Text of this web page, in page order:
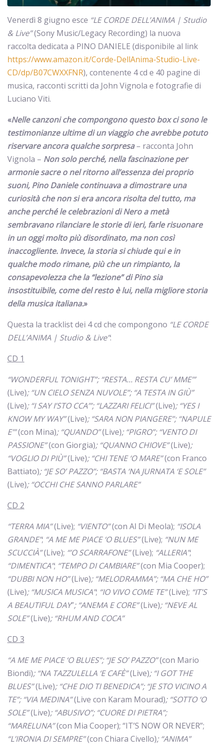
Venerdì 8 giugno esce “LE CORDE DELL’ANIMA | Studio
& Live”(Sony Music/Legacy Recording) la nuova
raccolta dedicata a PINO DANIELE (disponibile al link
https://www.amazon.it/Corde-DellAnima-Studio-Live-
CD/dp/B07CWXXFNR), contenente 4 cd e 40 pagine di
musica, racconti scritti da John Vignola e fotografie di
Luciano Viti.
«Nelle canzoni che compongono questo box ci sono le
testimonianze ultime di un viaggio che avrebbe potuto
riservare ancora qualche sorpresa– racconta John
Vignola – Non solo perché, nella fascinazione per
armonie sacre o nel ritorno all’essenza dei proprio
suoni, Pino Daniele continuava a dimostrare una
curiosità che non si era ancora risolta del tutto, ma
anche perché le celebrazioni di Nero a metà
sembravano rilanciare le storie di ieri, farle risuonare
in un oggi molto più disordinato, ma non così
inaccogliente. Invece, la storia si chiude qui e in
qualche modo rimane, più che un rimpianto, la
consapevolezza che la “lezione” di Pino sia
insostituibile, come del resto è lui, nella migliore storia
della musica italiana.»
Questa la tracklist dei 4 cd che compongono “LE CORDE
DELL’ANIMA | Studio & Live”:
CD 1
“WONDERFUL TONIGHT”; “RESTA… RESTA CU’ MME’”
(Live); “UN CIELO SENZA NUVOLE”; “A TESTA IN GIÙ”
(Live); “I SAY I’STO CCA’”; “LAZZARI FELICI”(Live); “YES I
KNOW MY WAY”(Live); “SARA NON PIANGERE”; “NAPULE
E’”(con Mina); “QUANDO”(Live);“PIGRO”; “VENTO DI
PASSIONE”(con Giorgia); “QUANNO CHIOVE”(Live);
“VOGLIO DI PIÙ”(Live); “CHI TENE ‘O MARE”(con Franco
Battiato); “JE SO’ PAZZO”; “BASTA ‘NA JURNATA ‘E SOLE”
(Live); “OCCHI CHE SANNO PARLARE”
CD 2
“TERRA MIA”(Live); “VIENTO”(con Al Di Meola); “ISOLA
GRANDE”; “A ME ME PIACE ‘O BLUES”(Live); “NUN ME
SCUCCIÀ”(Live); “’O SCARRAFONE”(Live); “ALLERIA”;
“DIMENTICA”; “TEMPO DI CAMBIARE”(con Mia Cooper);
“DUBBI NON HO”(Live); “MELODRAMMA”; “MA CHE HO”
(Live); “MUSICA MUSICA”; “IO VIVO COME TE”(Live); “IT’S
A BEAUTIFUL DAY”; “ANEMA E CORE”(Live); “NEVE AL
SOLE”(Live); “RHUM AND COCA”
CD 3
“A ME ME PIACE ‘O BLUES”; “JE SO’ PAZZO”(con Mario
Biondi); “NA TAZZULELLA ‘E CAFÈ”(Live); “I GOT THE
BLUES”(Live); “CHE DIO TI BENEDICA”; “JE STO VICINO A
TE”; “VIA MEDINA”(Live con Karam Mourad); “SOTTO ‘O
SOLE”(Live); “ABUSIVO”; “CUORE DI PIETRA”;
“MARELUNA”(con Mia Cooper); “IT’S NOW OR NEVER”;
“L’IRONIA DI SEMPRE”(con Chiara Civello); “ANIMA”